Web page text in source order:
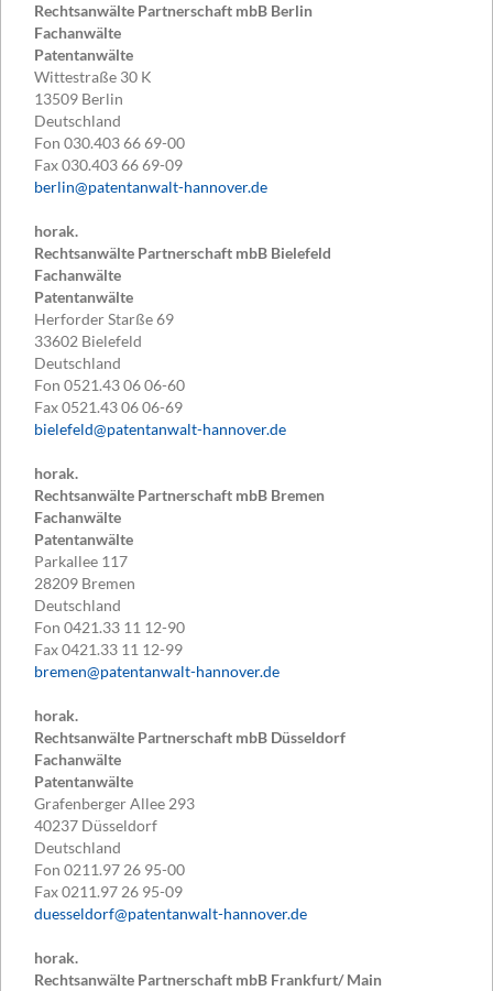
Rechtsanwälte Partnerschaft mbB Berlin
Fachanwälte
Patentanwälte
Wittestraße 30 K
13509 Berlin
Deutschland
Fon 030.403 66 69-00
Fax030.403 66 69-09
berlin@patentanwalt-hannover.de
horak.
Rechtsanwälte Partnerschaft mbB Bielefeld
Fachanwälte
Patentanwälte
Herforder Starße 69
33602 Bielefeld
Deutschland
Fon 0521.43 06 06-60
Fax0521.43 06 06-69
bielefeld@patentanwalt-hannover.de
horak.
Rechtsanwälte Partnerschaft mbB Bremen
Fachanwälte
Patentanwälte
Parkallee 117
28209 Bremen
Deutschland
Fon 0421.33 11 12-90
Fax0421.33 11 12-99
bremen@patentanwalt-hannover.de
horak.
Rechtsanwälte Partnerschaft mbB Düsseldorf
Fachanwälte
Patentanwälte
Grafenberger Allee 293
40237 Düsseldorf
Deutschland
Fon 0211.97 26 95-00
Fax0211.97 26 95-09
duesseldorf@patentanwalt-hannover.de
horak.
Rechtsanwälte Partnerschaft mbB Frankfurt/ Main